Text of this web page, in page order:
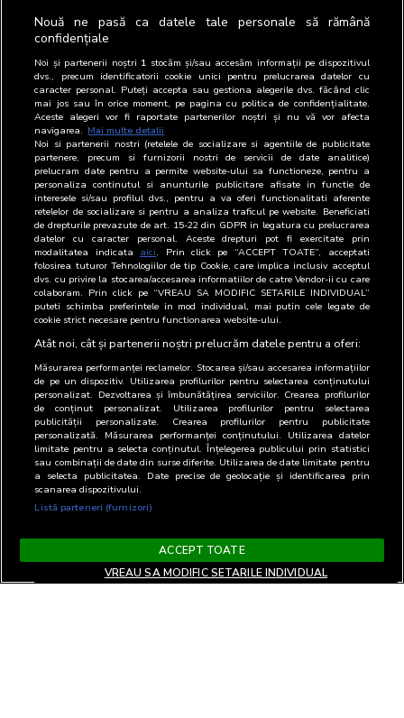
146 WPP Media Romania S.R.L
Agentie
147 ARBOmedia SRL
Regie de
publicitate
148 Brand Tube SRL
publicitate
149 Global Records SRL
Regie de
publicitate
150 RAA ENTERTAINMENT & EVENTS
SRL
Regie de
publicitate
151 Urban Myths SRL
Regie de
Nouă ne pasă ca datele tale personale să rămână
confidențiale
Noi și partenerii noștri 1 stocăm și/sau accesăm informații pe dispozitivul
dvs., precum identificatorii cookie unici pentru prelucrarea datelor cu
caracter personal. Puteți accepta sau gestiona alegerile dvs. făcând clic
mai jos sau în orice moment, pe pagina cu politica de confidențialitate.
Aceste alegeri vor fi raportate partenerilor noștri și nu vă vor afecta
navigarea. Mai multe detalii
Noi si partenerii nostri (retelele de socializare si agentiile de publicitate
partenere, precum si furnizorii nostri de servicii de date analitice)
prelucram date pentru a permite website-ului sa functioneze, pentru a
personaliza continutul si anunturile publicitare afisate in functie de
interesele si/sau profilul dvs., pentru a va oferi functionalitati aferente
retelelor de socializare si pentru a analiza traficul pe website. Beneficiati
de drepturile prevazute de art. 15-22 din GDPR in legatura cu prelucrarea
datelor cu caracter personal. Aceste drepturi pot fi exercitate prin
modalitatea indicata aici. Prin click pe “ACCEPT TOATE”, acceptati
folosirea tuturor Tehnologiilor de tip Cookie, care implica inclusiv acceptul
dvs. cu privire la stocarea/accesarea informatiilor de catre Vendor-ii cu care
colaboram. Prin click pe “VREAU SA MODIFIC SETARILE INDIVIDUAL”
puteti schimba preferintele in mod individual, mai putin cele legate de
cookie strict necesare pentru functionarea website-ului.
Atât noi, cât și partenerii noștri prelucrăm datele pentru a oferi:
Măsurarea performanței reclamelor. Stocarea și/sau accesarea informațiilor
de pe un dispozitiv. Utilizarea profilurilor pentru selectarea conținutului
personalizat. Dezvoltarea și îmbunătățirea serviciilor. Crearea profilurilor
de conținut personalizat. Utilizarea profilurilor pentru selectarea
publicității personalizate. Crearea profilurilor pentru publicitate
personalizată. Măsurarea performanței conținutului. Utilizarea datelor
limitate pentru a selecta conținutul. Înțelegerea publicului prin statistici
sau combinații de date din surse diferite. Utilizarea de date limitate pentru
a selecta publicitatea. Date precise de geolocație și identificarea prin
scanarea dispozitivului.
Listă parteneri (furnizori)
ACCEPT TOATE
VREAU SA MODIFIC SETARILE INDIVIDUAL